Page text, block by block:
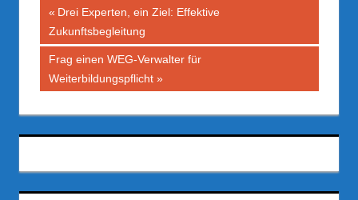
Beitragsnavigation
Vorheriger
Beitrag:
Drei Experten, ein Ziel: Effektive
Zukunftsbegleitung
Nächster
Beitrag:
Frag einen WEG-Verwalter für
Weiterbildungspflicht